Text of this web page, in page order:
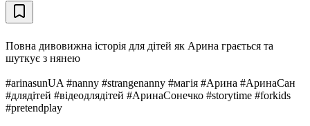
Повна дивовижна історія для дітей як Арина грається та
шуткує з нянею
#arinasunUA #nanny #strangenanny #магія #Арина #АринаСан
#длядітей #відеодлядітей #АринаСонечко #storytime #forkids
#pretendplay